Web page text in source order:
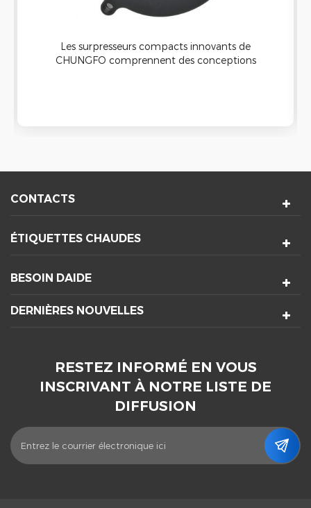
Les surpresseurs compacts innovants de
CHUNGFO comprennent des conceptions
CONTACTS
ÉTIQUETTES CHAUDES
BESOIN DAIDE
DERNIÈRES NOUVELLES
RESTEZ INFORMÉ EN VOUS
INSCRIVANT À NOTRE LISTE DE
DIFFUSION